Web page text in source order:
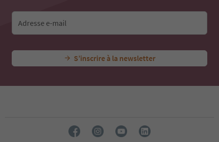
Adresse e-mail
S’inscrire à la newsletter